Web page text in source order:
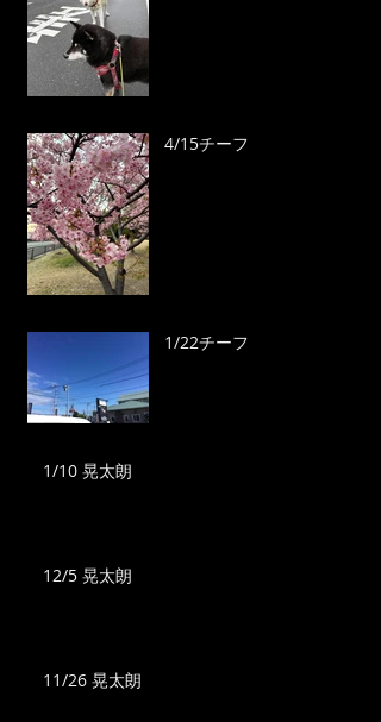
4/15チーフ
1/22チーフ
1/10 晃太朗
12/5 晃太朗
11/26 晃太朗